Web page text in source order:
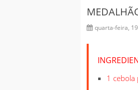
quarta-feira,
1 cebola